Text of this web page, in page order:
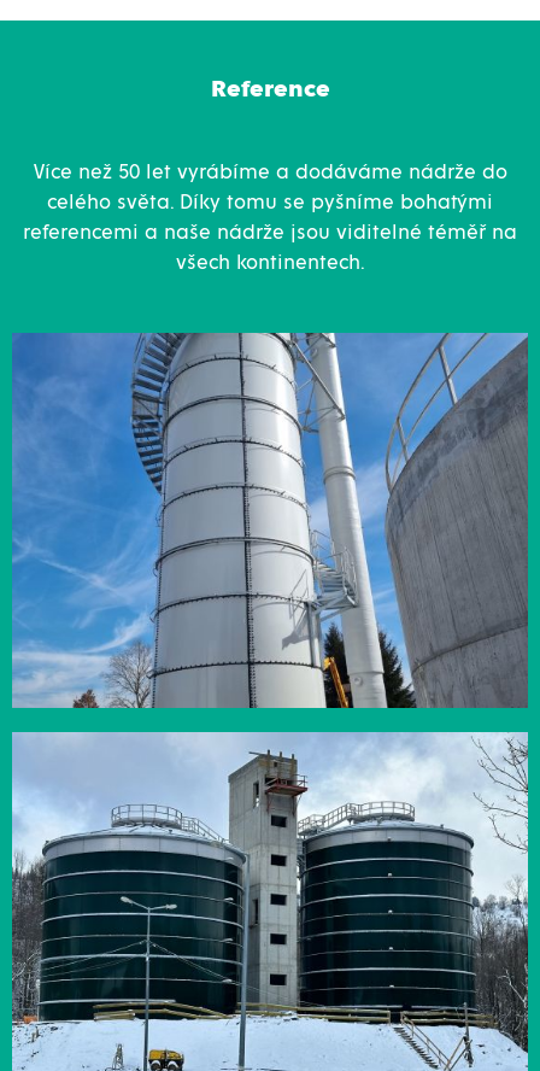
Reference
Více než 50 let vyrábíme a dodáváme nádrže do
celého světa. Díky tomu se pyšníme bohatými
referencemi a naše nádrže jsou viditelné téměř na
všech kontinentech.